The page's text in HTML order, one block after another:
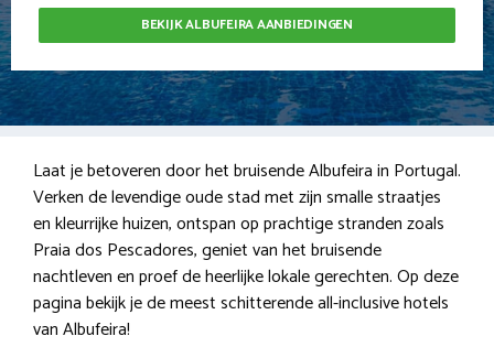
BEKIJK ALBUFEIRA AANBIEDINGEN
Laat je betoveren door het bruisende Albufeira in Portugal.
Verken de levendige oude stad met zijn smalle straatjes
en kleurrijke huizen, ontspan op prachtige stranden zoals
Praia dos Pescadores, geniet van het bruisende
nachtleven en proef de heerlijke lokale gerechten. Op deze
pagina bekijk je de meest schitterende all-inclusive hotels
van Albufeira!